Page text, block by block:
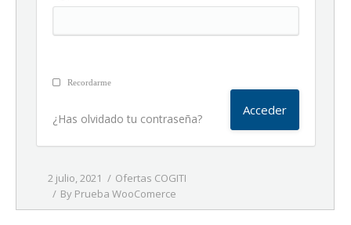
Recordarme
¿Has olvidado tu contraseña?
2 julio, 2021
Ofertas COGITI
By Prueba WooComerce